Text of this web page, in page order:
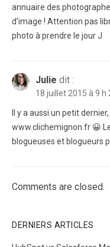
annuaire des
d’image ! Attention pas
photo à prendre le jour J
Julie dit :
18 juillet 2015 à 9 h
Il y a aussi un petit
www.clichemignon.fr 😀
blogueuses et blogueurs
Comments are closed.
DERNIERS ARTICLES